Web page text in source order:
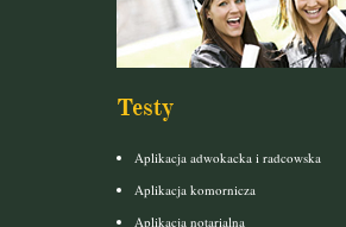
Testy
Aplikacja adwokacka i radcowska
Aplikacja komornicza
Aplikacja notarialna